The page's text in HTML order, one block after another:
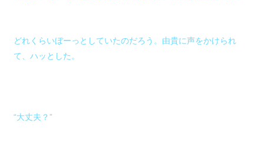
どれくらいぼーっとしていたのだろう。由貴に声をかけられ
て、ハッとした。
“大丈夫？”